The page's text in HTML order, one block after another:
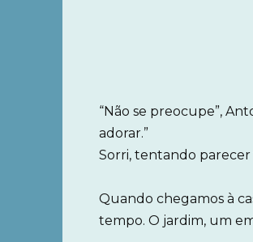
“Não se preocupe”,
adorar.”
Sorri, tentando parecer
Quando chegamos à
tempo. O jardim, um